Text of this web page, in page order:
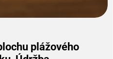
plážového